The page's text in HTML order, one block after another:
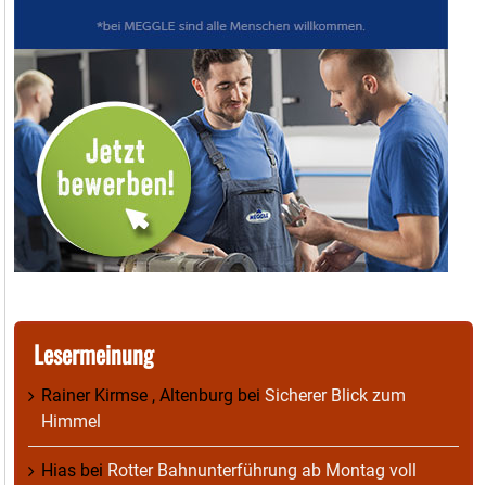
Lesermeinung
Rainer Kirmse , Altenburg bei Sicherer Blick zum
Himmel
Hias bei Rotter Bahnunterführung ab Montag voll